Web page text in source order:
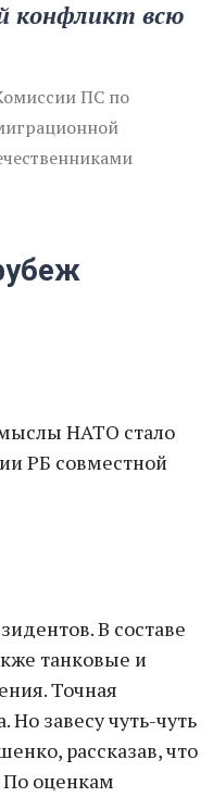
конфликт всю
ПС по
НАТО стало
РБ совместной
В составе
танковые и
Точная
Но завесу чуть-чуть
рассказав, что
По оценкам